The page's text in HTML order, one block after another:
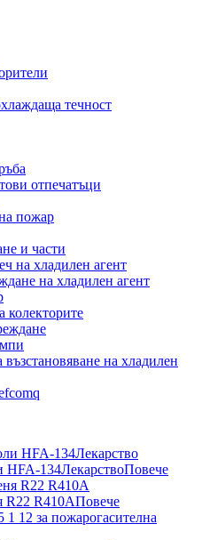
течност
отпечатъци
пожар
и части
на хладилен агент
на хладилен агент
колекторите
възстановяване на хладилен
HFA-134ЛекарствоПовече
R22 R410AПовече